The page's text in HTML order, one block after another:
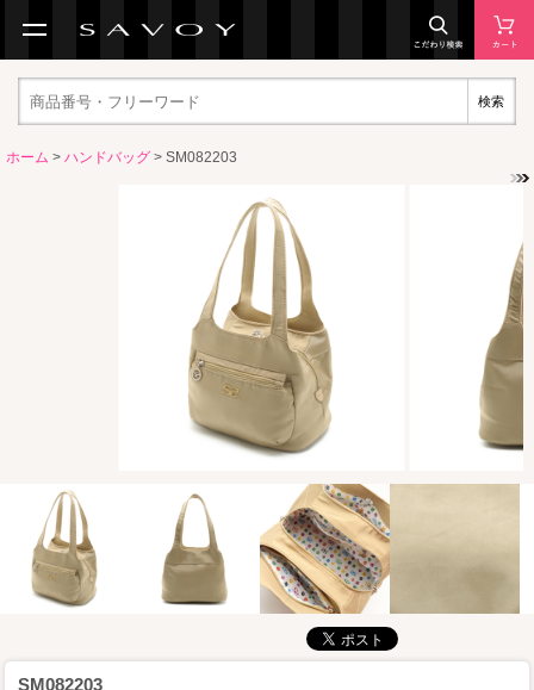
検索
ホーム > ハンドバッグ > SM082203
SM082203